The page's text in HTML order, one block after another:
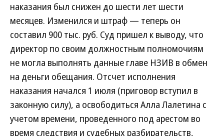
наказания был снижен до шести лет шести
месяцев. Изменился и штраф — теперь он
составил 900 тыс. руб. Суд пришел к выводу, что
директор по своим должностным полномочиям
не могла выполнять данные главе НЗИВ в обмен
на деньги обещания. Отсчет исполнения
наказания начался 1 июля (приговор вступил в
законную силу), а освободиться Алла Лалетина с
учетом времени, проведенного под арестом во
время следствия и судебных разбирательств,